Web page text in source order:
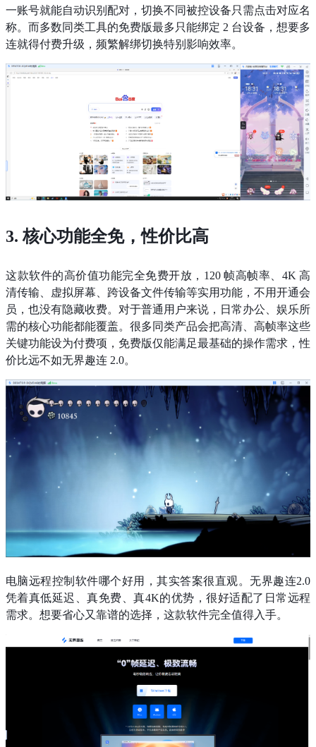
一账号就能自动识别配对，切换不同被控设备只需点击对应名
称。而多数同类工具的免费版最多只能绑定 2 台设备，想要多
连就得付费升级，频繁解绑切换特别影响效率。
3. 核心功能全免，性价比高
这款软件的高价值功能完全免费开放，120 帧高帧率、4K 高
清传输、虚拟屏幕、跨设备文件传输等实用功能，不用开通会
员，也没有隐藏收费。对于普通用户来说，日常办公、娱乐所
需的核心功能都能覆盖。很多同类产品会把高清、高帧率这些
关键功能设为付费项，免费版仅能满足最基础的操作需求，性
价比远不如无界趣连 2.0。
电脑远程控制软件哪个好用，其实答案很直观。无界趣连2.0
凭着真低延迟、真免费、真4K的优势，很好适配了日常远程
需求。想要省心又靠谱的选择，这款软件完全值得入手。